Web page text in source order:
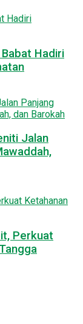
Hadiri
Jalan
Perkuat